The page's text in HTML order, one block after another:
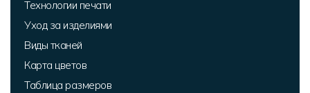
Технологии печати
Уход за изделиями
Виды тканей
Карта цветов
Таблица размеров